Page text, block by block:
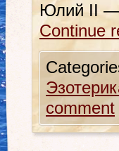
Юлий II
Continue
comment